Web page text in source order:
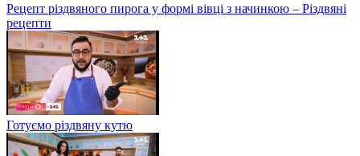
Рецепт різдвяного пирога у формі вівці з начинкою – Різдвяні
рецепти
Готуємо різдвяну кутю